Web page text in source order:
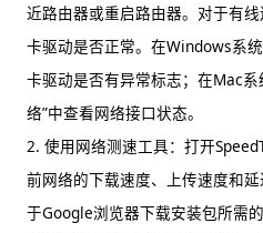
近路由器或重启路由器。对于有
卡驱动是否正常。在Windows系
卡驱动是否有异常标志；在Mac系
络”中查看网络接口状态。
2. 使用网络测速工具：打开
前网络的下载速度、上传速度和
于Google浏览器下载安装包所需